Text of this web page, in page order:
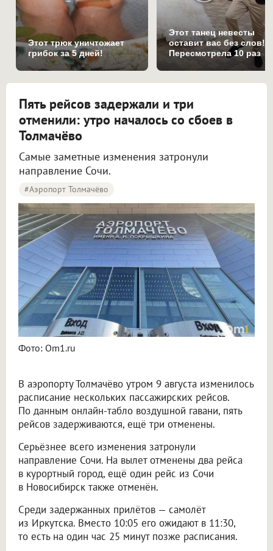
Этот трюк уничтожает
грибок за 5 дней!
Этот танец невесты
оставит вас без слов!
Пересмотрела 10 раз
Пять рейсов задержали и три
отменили: утро началось со сбоев в
Толмачёво
Самые заметные изменения затронули
направление Сочи.
#Аэропорт Толмачёво
Фото: Om1.ru
В аэропорту Толмачёво утром 9 августа изменилось
расписание нескольких пассажирских рейсов.
По данным онлайн-табло воздушной гавани, пять
рейсов задерживаются, ещё три отменены.
Серьёзнее всего изменения затронули
направление Сочи. На вылет отменены два рейса
в курортный город, ещё один рейс из Сочи
в Новосибирск также отменён.
Среди задержанных прилётов — самолёт
из Иркутска. Вместо 10:05 его ожидают в 11:30,
то есть на один час 25 минут позже расписания.